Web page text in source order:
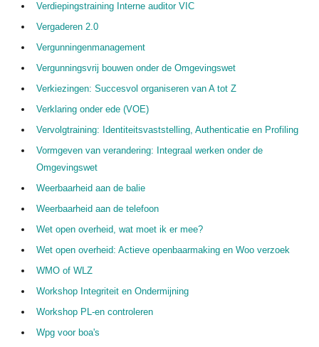
Verdiepingstraining Interne auditor VIC
Vergaderen 2.0
Vergunningenmanagement
Vergunningsvrij bouwen onder de Omgevingswet
Verkiezingen: Succesvol organiseren van A tot Z
Verklaring onder ede (VOE)
Vervolgtraining: Identiteitsvaststelling, Authenticatie en Profiling
Vormgeven van verandering: Integraal werken onder de
Omgevingswet
Weerbaarheid aan de balie
Weerbaarheid aan de telefoon
Wet open overheid, wat moet ik er mee?
Wet open overheid: Actieve openbaarmaking en Woo verzoek
WMO of WLZ
Workshop Integriteit en Ondermijning
Workshop PL-en controleren
Wpg voor boa's